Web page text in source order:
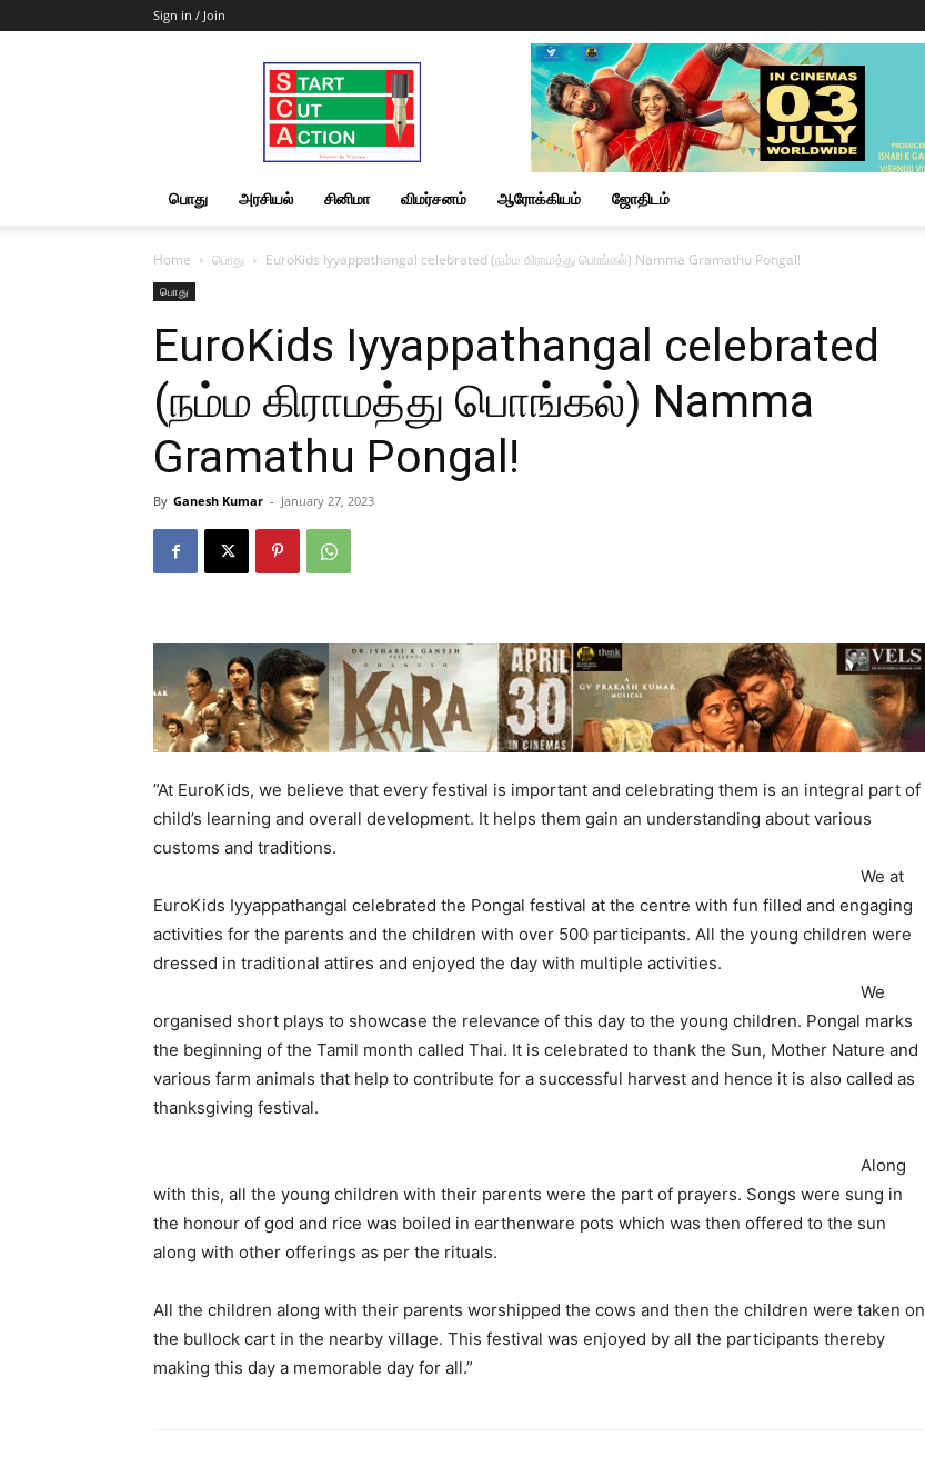
Sign in / Join
Start
Cut
Action
|
News
&
பொது அரசியல் சினிமா விமர்சனம் ஆரோக்கியம் ஜோதிடம்
Home பொது EuroKids Iyyappathangal celebrated (நம்ம கிராமத்து பொங்கல்) Namma Gramathu Pongal!
பொது
EuroKids Iyyappathangal celebrated
(நம்ம கிராமத்து பொங்கல்) Namma
Gramathu Pongal!
By Ganesh Kumar - January 27, 2023
”At EuroKids, we believe that every festival is important and celebrating them is an integral part of
child’s learning and overall development. It helps them gain an understanding about various
customs and traditions.
We at
EuroKids Iyyappathangal celebrated the Pongal festival at the centre with fun filled and engaging
activities for the parents and the children with over 500 participants. All the young children were
dressed in traditional attires and enjoyed the day with multiple activities.
We
organised short plays to showcase the relevance of this day to the young children. Pongal marks
the beginning of the Tamil month called Thai. It is celebrated to thank the Sun, Mother Nature and
various farm animals that help to contribute for a successful harvest and hence it is also called as
thanksgiving festival.
Along
with this, all the young children with their parents were the part of prayers. Songs were sung in
the honour of god and rice was boiled in earthenware pots which was then offered to the sun
along with other offerings as per the rituals.
All the children along with their parents worshipped the cows and then the children were taken on
the bullock cart in the nearby village. This festival was enjoyed by all the participants thereby
making this day a memorable day for all.”